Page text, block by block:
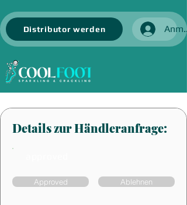
Distributor werden
Details zur Händleranfrage:
Approved Ablehnen